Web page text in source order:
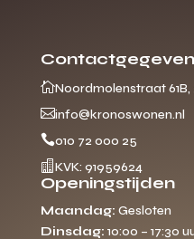
Noordmolenstraat
info@kronoswonen.nl
010 72 000 25
 KVK: 91959624
Openingstijden
Maandag: Gesloten
Dinsdag: 10:00 – 17:30